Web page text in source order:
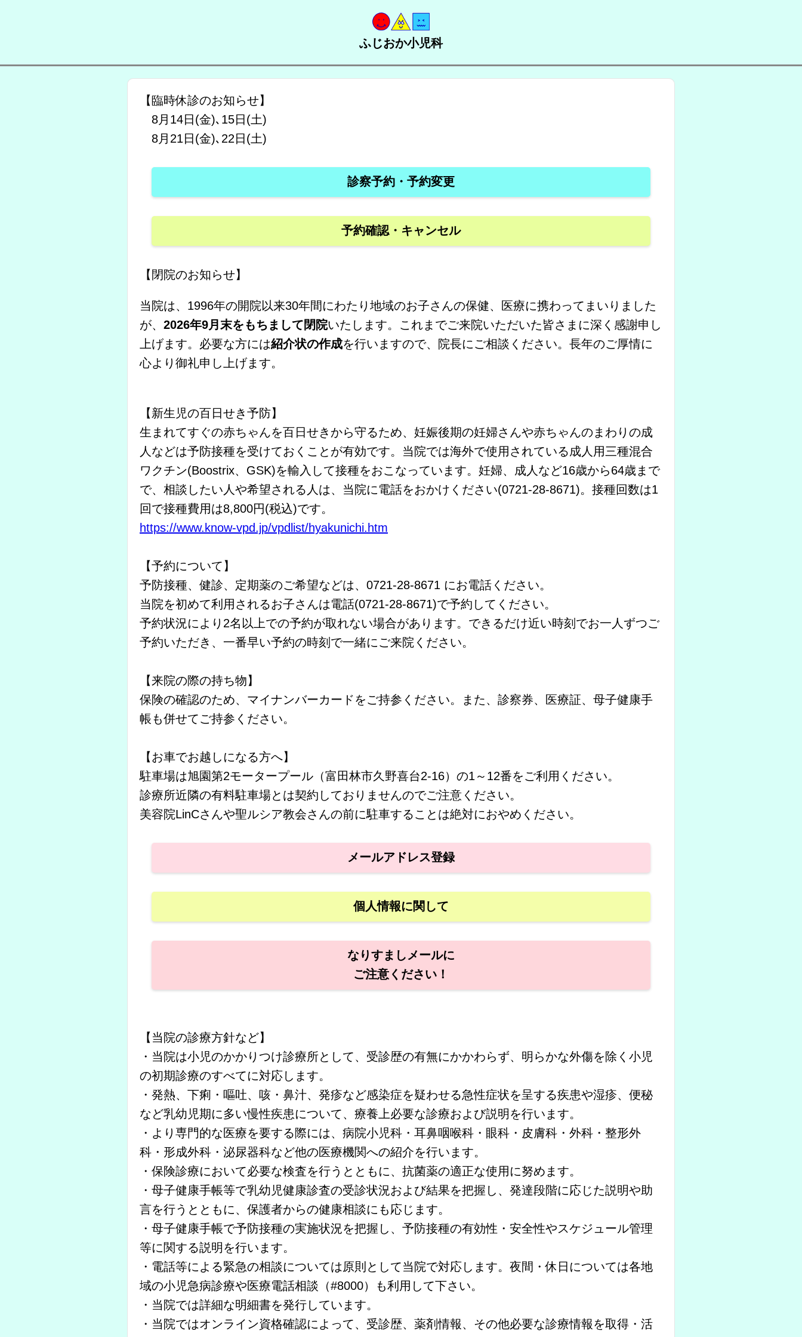
ふじおか小児科
【臨時休診のお知らせ】
8月14日(金)､15日(土)
8月21日(金)､22日(土)
診察予約・予約変更
予約確認・キャンセル
【閉院のお知らせ】
当院は、1996年の開院以来30年間にわたり地域のお子さんの保健、医療に携わってまいりました
が、 2026年9月末をもちまして閉院いたします。これまでご来院いただいた皆さまに深く感謝申し
上げます。必要な方には紹介状の作成を行いますので、院長にご相談ください。長年のご厚情に
心より御礼申し上げます。
【新生児の百日せき予防】
生まれてすぐの赤ちゃんを百日せきから守るため、妊娠後期の妊婦さんや赤ちゃんのまわりの成
人などは予防接種を受けておくことが有効です。当院では海外で使用されている成人用三種混合
ワクチン(Boostrix、GSK)を輸入して接種をおこなっています。妊婦、成人など16歳から64歳まで
で、相談したい人や希望される人は、当院に電話をおかけください(0721-28-8671)。接種回数は1
回で接種費用は8,800円(税込)です。
https://www.know-vpd.jp/vpdlist/hyakunichi.htm
【予約について】
予防接種、健診、定期薬のご希望などは、0721-28-8671 にお電話ください。
当院を初めて利用されるお子さんは電話(0721-28-8671)で予約してください。
予約状況により2名以上での予約が取れない場合があります。できるだけ近い時刻でお一人ずつご
予約いただき、一番早い予約の時刻で一緒にご来院ください。
【来院の際の持ち物】
保険の確認のため、マイナンバーカードをご持参ください。また、診察券、医療証、母子健康手
帳も併せてご持参ください。
【お車でお越しになる方へ】
駐車場は旭園第2モータープール（富田林市久野喜台2-16）の1～12番をご利用ください。
診療所近隣の有料駐車場とは契約しておりませんのでご注意ください。
美容院LinCさんや聖ルシア教会さんの前に駐車することは絶対におやめください。
メールアドレス登録
個人情報に関して
なりすましメールに
ご注意ください！
【当院の診療方針など】
・当院は小児のかかりつけ診療所として、受診歴の有無にかかわらず、明らかな外傷を除く小児
の初期診療のすべてに対応します。
・発熱、下痢・嘔吐、咳・鼻汁、発疹など感染症を疑わせる急性症状を呈する疾患や湿疹、便秘
など乳幼児期に多い慢性疾患について、療養上必要な診療および説明を行います。
・より専門的な医療を要する際には、病院小児科・耳鼻咽喉科・眼科・皮膚科・外科・整形外
科・形成外科・泌尿器科など他の医療機関への紹介を行います。
・保険診療において必要な検査を行うとともに、抗菌薬の適正な使用に努めます。
・母子健康手帳等で乳幼児健康診査の受診状況および結果を把握し、発達段階に応じた説明や助
言を行うとともに、保護者からの健康相談にも応じます。
・母子健康手帳で予防接種の実施状況を把握し、予防接種の有効性・安全性やスケジュール管理
等に関する説明を行います。
・電話等による緊急の相談については原則として当院で対応します。夜間・休日については各地
域の小児急病診療や医療電話相談（#8000）も利用して下さい。
・当院では詳細な明細書を発行しています。
・当院ではオンライン資格確認によって、受診歴、薬剤情報、その他必要な診療情報を取得・活